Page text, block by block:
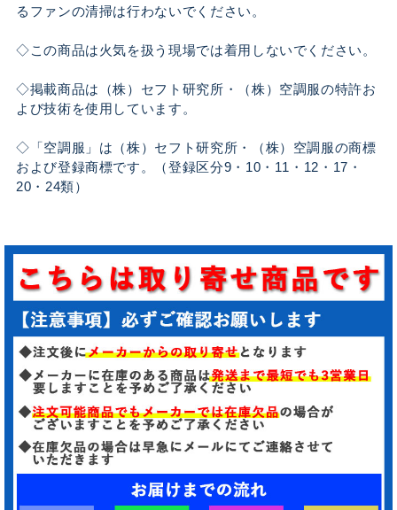
るファンの清掃は行わないでください。
◇この商品は火気を扱う現場では着用しないでください。
◇掲載商品は（株）セフト研究所・（株）空調服の特許お
よび技術を使用しています。
◇「空調服」は（株）セフト研究所・（株）空調服の商標
および登録商標です。（登録区分9・10・11・12・17・
20・24類）